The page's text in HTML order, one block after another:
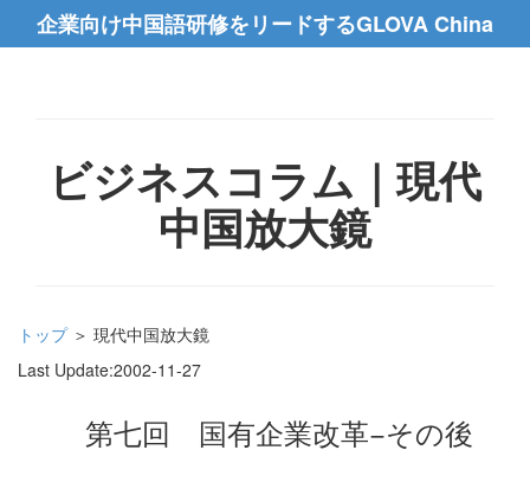
企業向け中国語研修をリードするGLOVA China
ビジネスコラム｜現代
中国放大鏡
トップ＞ 現代中国放大鏡
Last Update:2002-11-27
第七回 国有企業改革−その後